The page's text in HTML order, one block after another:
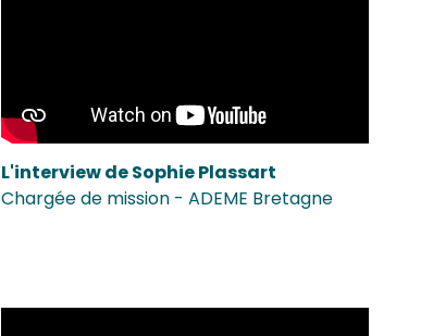
L'interview de Sophie Plassart
Chargée de mission - ADEME Bretagne